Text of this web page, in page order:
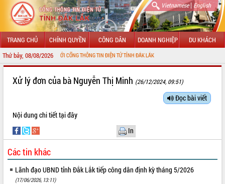
Vietnamese| English
TRANG CHỦ CHÍNH QUYỀN CÔNG DÂN DOANH NGHIỆP DU KHÁCH
Thứ bảy, 08/08/2026
CHÀO MỪNG ĐẾN VỚI CỔNG THÔNG TIN ĐIỆN TỬ TỈNH ĐẮK LẮK
TIN TỨC SỰ KIỆN
SỞ, BAN, NGÀNH
UBND CÁC XÃ, PHƯỜNG
THÔNG TIN CHỈ ĐẠO ĐIỀU HÀNH
Xử lý đơn của bà Nguyễn Thị Minh (26/12/2024, 09:51)
Đọc bài viết
Nội dung chi tiếttại đây
In
Các tin khác
Lãnh đạo UBND tỉnh Đắk Lắk tiếp công dân định kỳ tháng 5/2026
(17/06/2026, 13:11)